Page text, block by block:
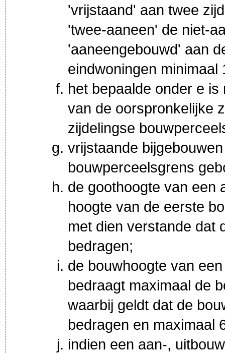
'vrijstaand' aan twee
'twee-aaneen' de niet-
'aaneengebouwd' aan
eindwoningen minimaal
het bepaalde onder e
van de oorspronkelijke
zijdelingse
vrijstaande
bouwperceelsgrens
de goothoogte van een
hoogte van de eerste
met dien verstande dat
bedragen;
de bouwhoogte van
bedraagt maximaal de
waarbij geldt dat de
bedragen en maximaal
indien een aan-,